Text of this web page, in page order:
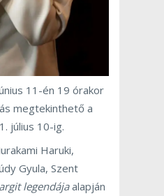
11-én 19 órakor
megtekinthető a
július 10-ig.
Haruki,
Gyula, Szent
legendájaalapján